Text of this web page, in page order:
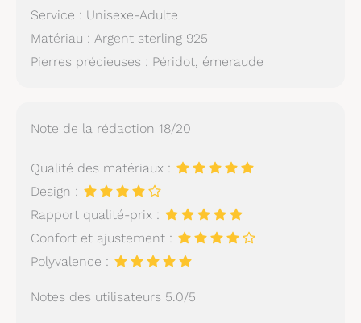
Service : Unisexe-Adulte
Matériau : Argent sterling 925
Pierres précieuses : Péridot, émeraude
Note de la rédaction 18/20
Qualité des matériaux :
Design :
Rapport qualité-prix :
Confort et ajustement :
Polyvalence :
Notes des utilisateurs 5.0/5